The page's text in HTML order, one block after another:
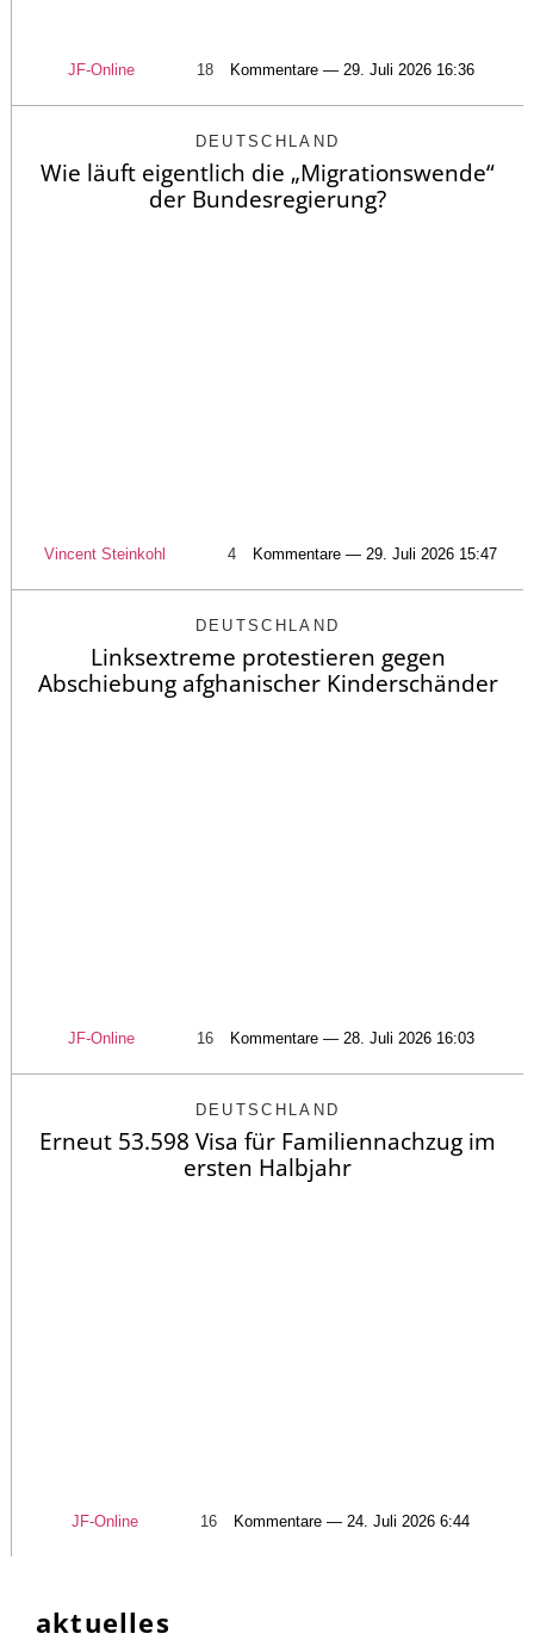
JF-Online 18 Kommentare — 29. Juli 2026 16:36
DEUTSCHLAND
Wie läuft eigentlich die „Migrationswende“
der Bundesregierung?
Vincent Steinkohl 4 Kommentare — 29. Juli 2026 15:47
DEUTSCHLAND
Linksextreme protestieren gegen
Abschiebung afghanischer Kinderschänder
JF-Online 16 Kommentare — 28. Juli 2026 16:03
DEUTSCHLAND
Erneut 53.598 Visa für Familiennachzug im
ersten Halbjahr
JF-Online 16 Kommentare — 24. Juli 2026 6:44
aktuelles